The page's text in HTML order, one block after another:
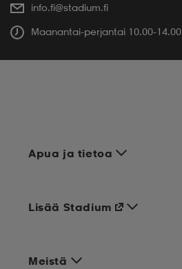
info.fi@stadium.fi
Maanantai-perjantai 10.00-14.00
Apua ja tietoa
Meistä
Lisää Stadium